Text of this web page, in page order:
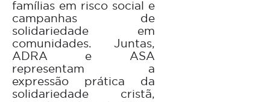
famílias em risco social e
campanhas de
solidariedade em
comunidades. Juntas,
ADRA e ASA
representam a
expressão prática da
solidariedade cristã,